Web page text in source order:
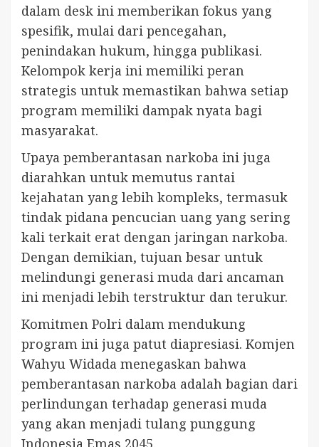
dalam desk ini memberikan fokus yang
spesifik, mulai dari pencegahan,
penindakan hukum, hingga publikasi.
Kelompok kerja ini memiliki peran
strategis untuk memastikan bahwa setiap
program memiliki dampak nyata bagi
masyarakat.
Upaya pemberantasan narkoba ini juga
diarahkan untuk memutus rantai
kejahatan yang lebih kompleks, termasuk
tindak pidana pencucian uang yang sering
kali terkait erat dengan jaringan narkoba.
Dengan demikian, tujuan besar untuk
melindungi generasi muda dari ancaman
ini menjadi lebih terstruktur dan terukur.
Komitmen Polri dalam mendukung
program ini juga patut diapresiasi. Komjen
Wahyu Widada menegaskan bahwa
pemberantasan narkoba adalah bagian dari
perlindungan terhadap generasi muda
yang akan menjadi tulang punggung
Indonesia Emas 2045.